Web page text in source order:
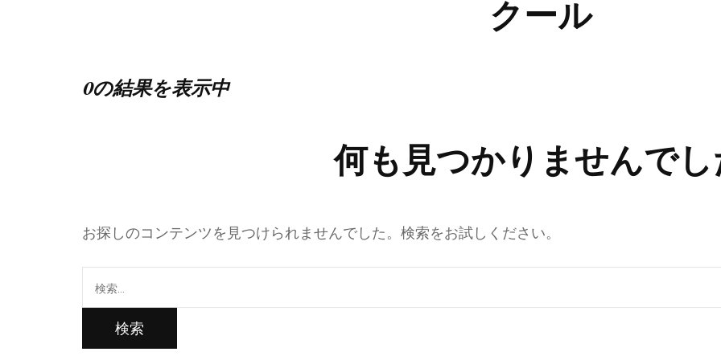
クール
0の結果を表示中
何も見つかりませんで
お探しのコンテンツを見つけられませんでした。検索をお試しください。
索: